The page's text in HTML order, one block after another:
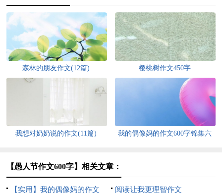
森林的朋友作文(12篇) 樱桃树作文450字
我想对奶奶说的作文(11篇)
我的偶像妈的作文600字锦集六
【愚人节作文600字】相关文章：
【实用】我的偶像妈的作文 阅读让我更理智作文